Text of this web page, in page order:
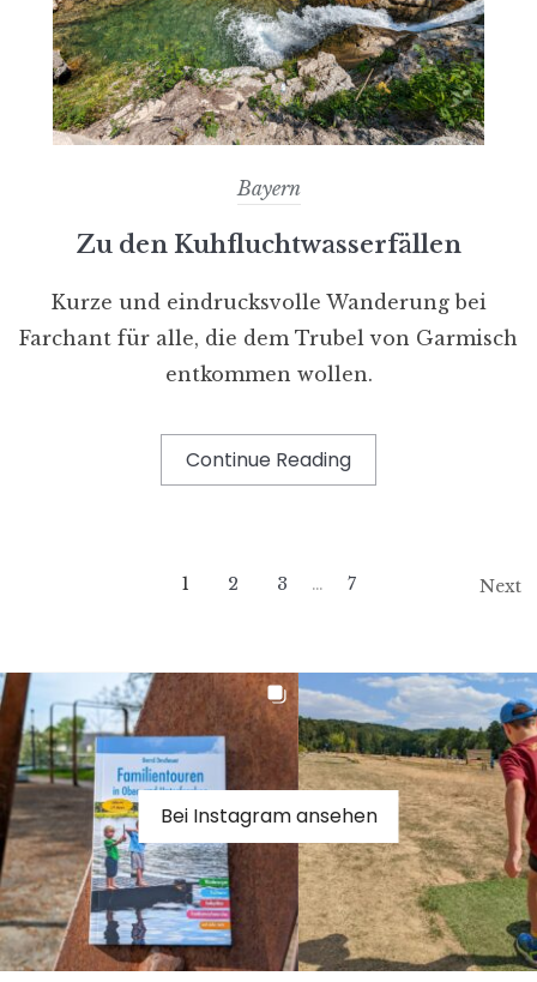
Bayern
Zu den Kuhfluchtwasserfällen
Kurze und eindrucksvolle Wanderung bei
Farchant für alle, die dem Trubel von Garmisch
entkommen wollen.
Continue Reading
1 2 3 … 7 Next
Bei Instagram ansehen